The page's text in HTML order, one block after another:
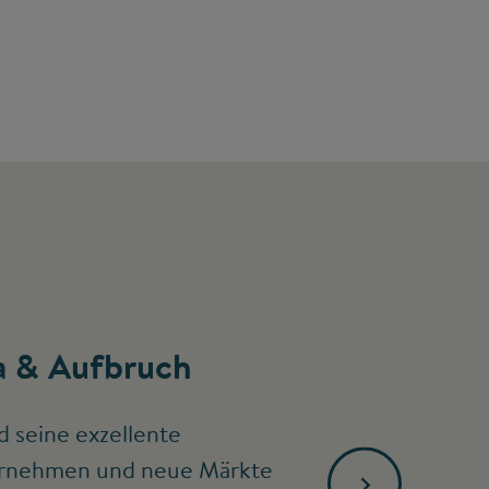
& Aufbruch
seine exzellente
und neue Märkte